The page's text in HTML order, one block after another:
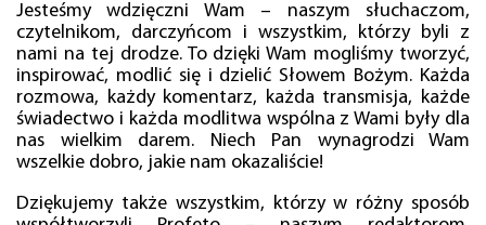
Jesteśmy wdzięczni Wam – naszym słuchaczom,
czytelnikom, darczyńcom i wszystkim, którzy byli z
nami na tej drodze. To dzięki Wam mogliśmy tworzyć,
inspirować, modlić się i dzielić Słowem Bożym. Każda
rozmowa, każdy komentarz, każda transmisja, każde
świadectwo i każda modlitwa wspólna z Wami były dla
nas wielkim darem. Niech Pan wynagrodzi Wam
wszelkie dobro, jakie nam okazaliście!
Dziękujemy także wszystkim, którzy w różny sposób